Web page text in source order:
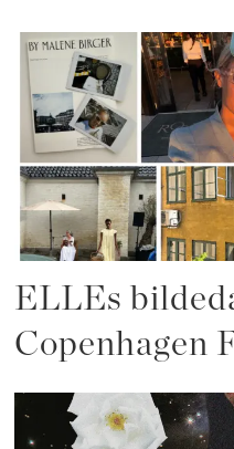
ELLEs
Copenhagen